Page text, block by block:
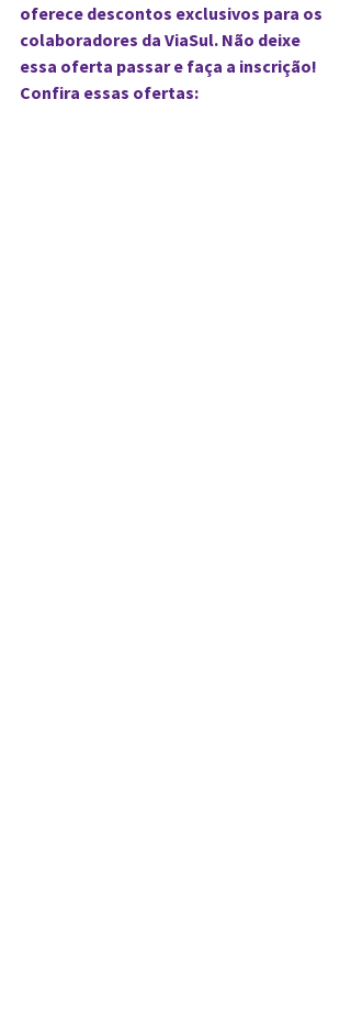
oferece descontos exclusivos para os
colaboradores da ViaSul. Não deixe
essa oferta passar e faça a inscrição!
Confira essas ofertas: